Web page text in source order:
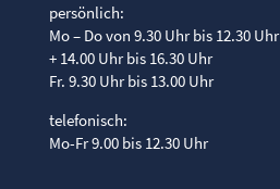
persönlich:
Mo – Do von 9.30 Uhr bis 12.30 Uhr
+ 14.00 Uhr bis 16.30 Uhr
Fr. 9.30 Uhr bis 13.00 Uhr
telefonisch:
Mo-Fr 9.00 bis 12.30 Uhr